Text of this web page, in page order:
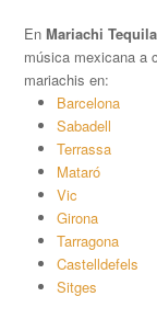
EnMariachi Tequila
música mexicana a
mariachis en:
Barcelona
Sabadell
Terrassa
Mataró
Vic
Girona
Tarragona
Castelldefels
Sitges